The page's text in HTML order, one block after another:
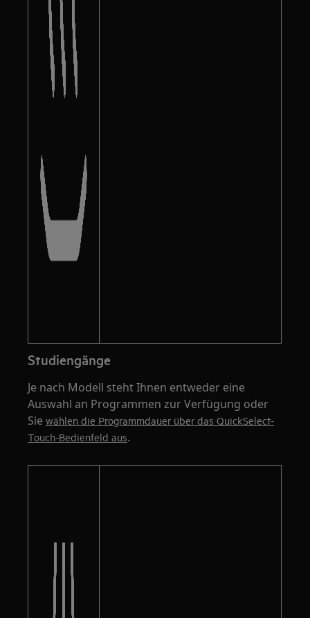
Studiengänge
Je nach Modell steht Ihnen entweder eine
Auswahl an Programmen zur Verfügung oder
Siewählen die Programmdauer über das QuickSelect-
Touch-Bedienfeld aus.